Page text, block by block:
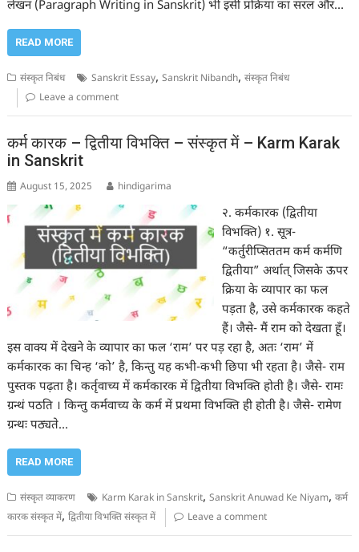
लेखन (Paragraph Writing in Sanskrit) भी इसी प्रक्रिया का सरल और…
READ MORE
संस्कृत निबंध Sanskrit Essay,Sanskrit Nibandh,संस्कृत निबंध
Leave a comment
कर्म कारक – द्वितीया विभक्ति – संस्कृत में – Karm Karak
in Sanskrit
August 15, 2025 hindigarima
२. कर्मकारक (द्वितीया
विभक्ति) १. सूत्र-
“कर्तुरीप्सिततम कर्म कर्मणि
द्वितीया” अर्थात् जिसके ऊपर
क्रिया के व्यापार का फल
पड़ता है, उसे कर्मकारक कहते
हैं। जैसे- मैं राम को देखता हूँ।
इस वाक्य में देखने के व्यापार का फल ‘राम’ पर पड़ रहा है, अतः ‘राम’ में
कर्मकारक का चिन्ह ‘को’ है, किन्तु यह कभी-कभी छिपा भी रहता है। जैसे- राम
पुस्तक पढ़ता है। कर्तृवाच्य में कर्मकारक में द्वितीया विभक्ति होती है। जैसे- रामः
ग्रन्थं पठति । किन्तु कर्मवाच्य के कर्म में प्रथमा विभक्ति ही होती है। जैसे- रामेण
ग्रन्थः पठ्यते…
READ MORE
संस्कृत व्याकरण Karm Karak in Sanskrit,Sanskrit Anuwad Ke Niyam,कर्म
कारक संस्कृत में,द्वितीया विभक्ति संस्कृत में Leave a comment